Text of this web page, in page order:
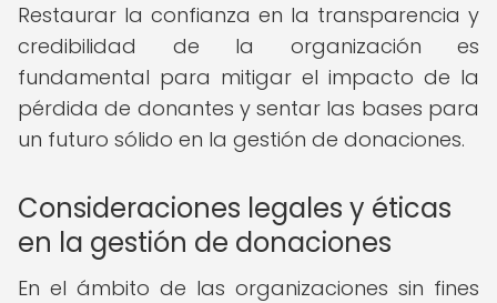
Restaurar la confianza en la transparencia y
credibilidad de la organización es
fundamental para mitigar el impacto de la
pérdida de donantes y sentar las bases para
un futuro sólido en la gestión de donaciones.
Consideraciones legales y éticas
en la gestión de donaciones
En el ámbito de las organizaciones sin fines